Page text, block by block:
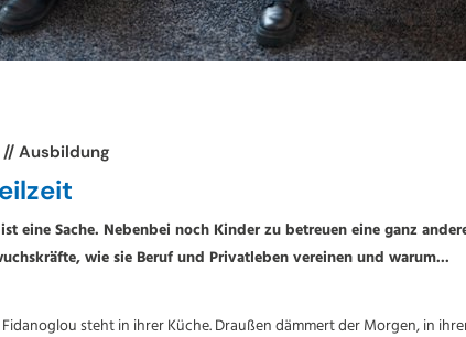
Ausbildung
eine Sache. Nebenbei noch Kinder zu betreuen eine ganz
wie sie Beruf und Privatleben vereinen und warum...
steht in ihrer Küche. Draußen dämmert der Morgen, in